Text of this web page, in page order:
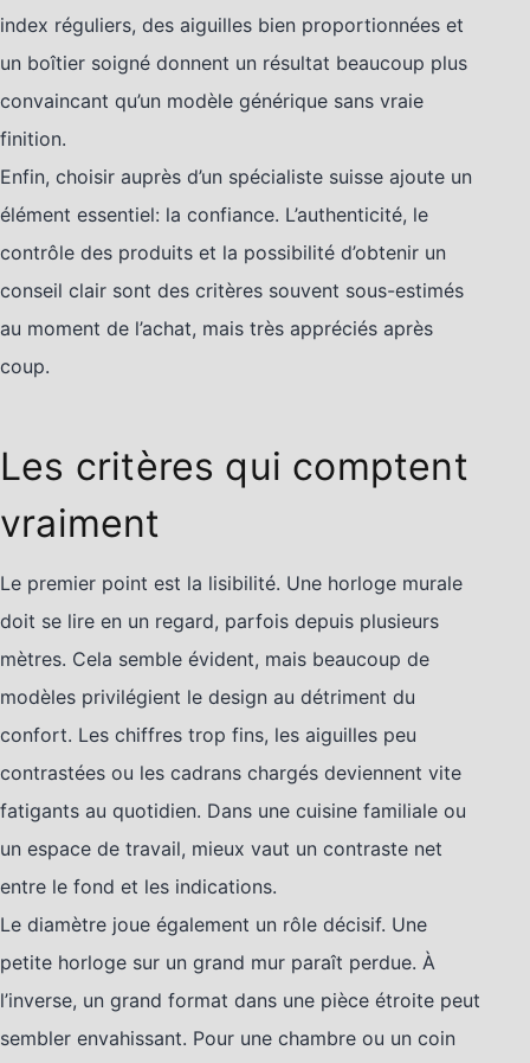
index réguliers, des aiguilles bien proportionnées et
un boîtier soigné donnent un résultat beaucoup plus
convaincant qu’un modèle générique sans vraie
finition.
Enfin, choisir auprès d’un spécialiste suisse ajoute un
élément essentiel: la confiance. L’authenticité, le
contrôle des produits et la possibilité d’obtenir un
conseil clair sont des critères souvent sous-estimés
au moment de l’achat, mais très appréciés après
coup.
Les critères qui comptent
vraiment
Le premier point est la lisibilité. Une horloge murale
doit se lire en un regard, parfois depuis plusieurs
mètres. Cela semble évident, mais beaucoup de
modèles privilégient le design au détriment du
confort. Les chiffres trop fins, les aiguilles peu
contrastées ou les cadrans chargés deviennent vite
fatigants au quotidien. Dans une cuisine familiale ou
un espace de travail, mieux vaut un contraste net
entre le fond et les indications.
Le diamètre joue également un rôle décisif. Une
petite horloge sur un grand mur paraît perdue. À
l’inverse, un grand format dans une pièce étroite peut
sembler envahissant. Pour une chambre ou un coin